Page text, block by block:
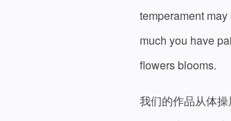
temperament
much you have
flowers blooms.
我们的作品从体